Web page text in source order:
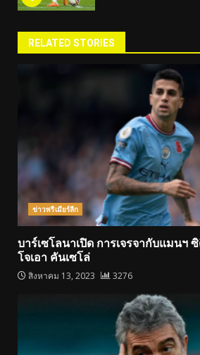
RELATED STORIES
ข่าวพรีเมียร์ลีก
บาร์เซโลนาเปิด การเจรจากับแมนฯ
โจเอา คันเซโล่
สิงหาคม 13, 2023 3276